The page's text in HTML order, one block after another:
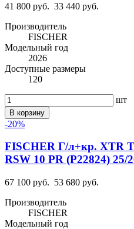
41 800 руб. 33 440 руб.
Производитель
FISCHER
Модельный год
2026
Доступные размеры
120
шт
В корзину
-20%
FISCHER Г/л+кр. XTR
RSW 10 PR (P22824) 25/
67 100 руб. 53 680 руб.
Производитель
FISCHER
Модельный год